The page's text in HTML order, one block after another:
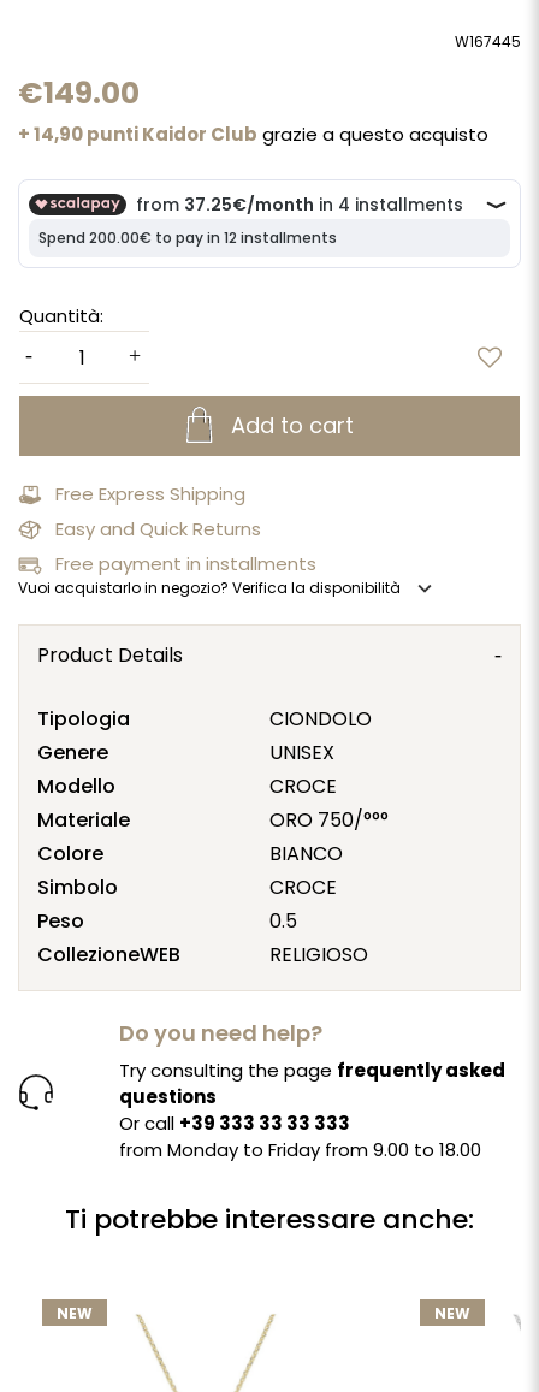
W167445
€149.00
+ 14,90 punti Kaidor Club grazie a questo acquisto
Quantità:
Add to cart
Free Express Shipping
Easy and Quick Returns
Free payment in installments
Vuoi acquistarlo in negozio? Verifica la disponibilità expand_more
Product Details
Tipologia
CIONDOLO
Genere
UNISEX
Modello
CROCE
Materiale
ORO 750/°°°
Colore
BIANCO
Simbolo
CROCE
Peso
0.5
CollezioneWEB
RELIGIOSO
Do you need help?
Try consulting the page frequently asked
questions
Or call +39 333 33 33 333
from Monday to Friday from 9.00 to 18.00
Ti potrebbe interessare anche:
NEW NEW